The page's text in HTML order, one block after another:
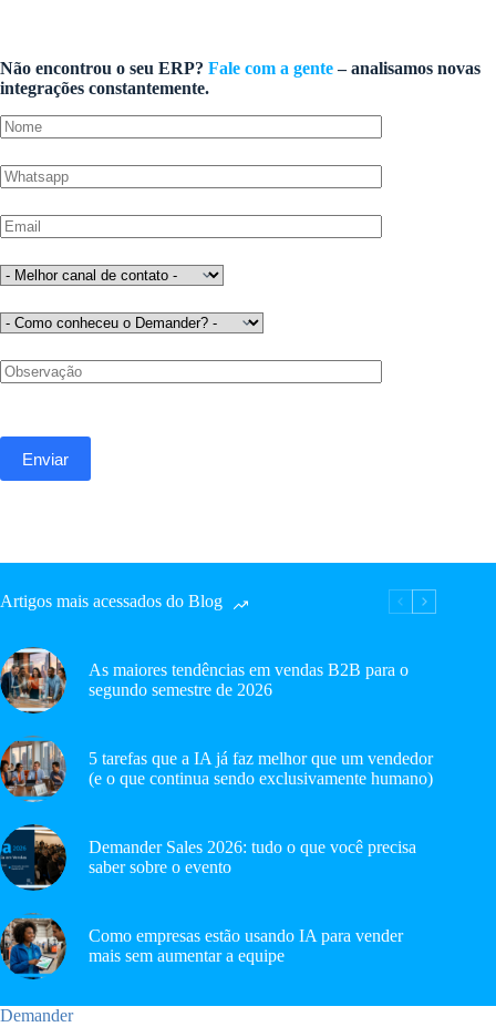
Não encontrou o seu ERP? Fale com a gente– analisamos novas
integrações constantemente.
Artigos mais acessados do Blog
As maiores tendências em vendas B2B para o
segundo semestre de 2026
5 tarefas que a IA já faz melhor que um vendedor
(e o que continua sendo exclusivamente humano)
Demander Sales 2026: tudo o que você precisa
saber sobre o evento
Como empresas estão usando IA para vender
mais sem aumentar a equipe
Demander